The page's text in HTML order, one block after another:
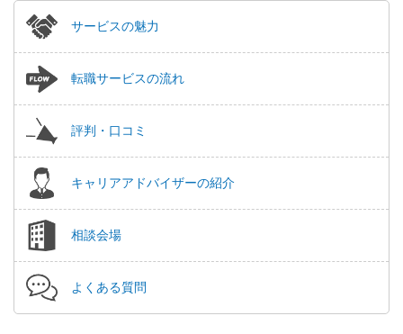
サービスの魅力
転職サービスの流れ
評判・口コミ
キャリアアドバイザーの紹介
相談会場
よくある質問